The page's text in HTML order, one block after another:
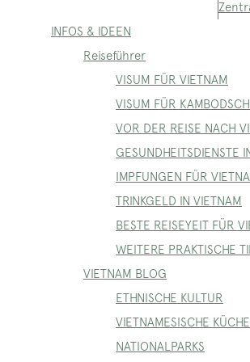
INFOS & IDEEN
Reiseführer
VISUM FÜR VIETNAM
VISUM FÜR
VOR DER REISE NACH
GESUNDHEITSDIENSTE
IMPFUNGEN FÜR
TRINKGELD IN VIETNAM
BESTE REISEYEIT FÜR
WEITERE PRAKTISCHE
VIETNAM BLOG
ETHNISCHE KULTUR
VIETNAMESISCHE KÜCHE
NATIONALPARKS